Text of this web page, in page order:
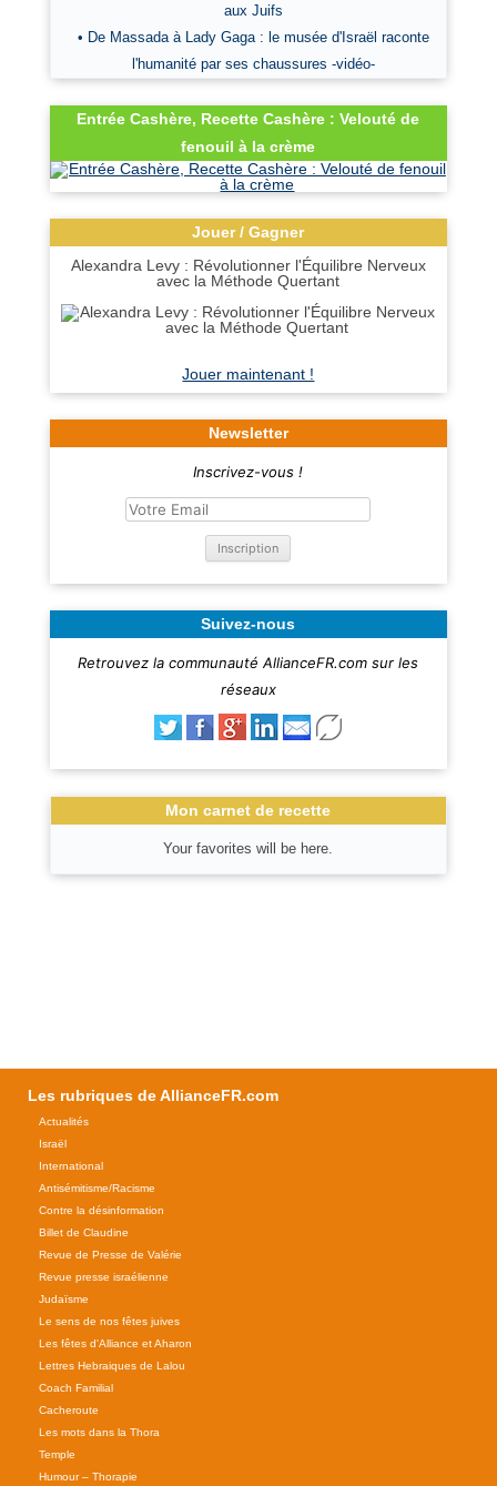
aux Juifs
• De Massada à Lady Gaga : le musée d'Israël raconte
l'humanité par ses chaussures -vidéo-
Entrée Cashère, Recette Cashère : Velouté de
fenouil à la crème
Jouer / Gagner
Alexandra Levy : Révolutionner l'Équilibre Nerveux
avec la Méthode Quertant
Jouer maintenant !
Newsletter
Inscrivez-vous !
Suivez-nous
Retrouvez la communauté AllianceFR.com sur les
réseaux
Mon carnet de recette
Your favorites will be here.
Les rubriques de AllianceFR.com
Actualités
Israël
International
Antisémitisme/Racisme
Contre la désinformation
Billet de Claudine
Revue de Presse de Valérie
Revue presse israélienne
Judaïsme
Le sens de nos fêtes juives
Les fêtes d'Alliance et Aharon
Lettres Hebraiques de Lalou
Coach Familial
Cacheroute
Les mots dans la Thora
Temple
Humour – Thorapie